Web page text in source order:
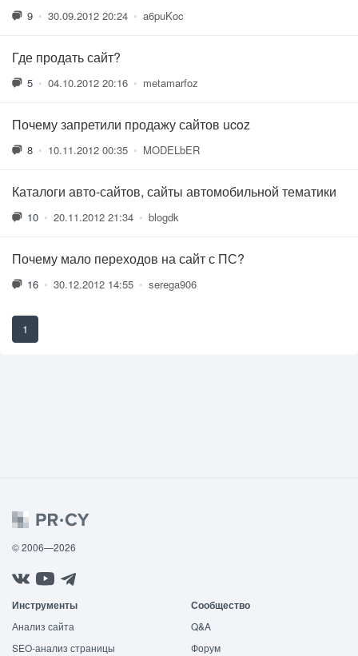
9 • 30.09.2012 20:24 • a6puKoc
Где продать сайт?
5 • 04.10.2012 20:16 • metamarfoz
Почему запретили продажу сайтов ucoz
8 • 10.11.2012 00:35 • MODELbER
Каталоги авто-сайтов, сайты автомобильной тематики
10 • 20.11.2012 21:34 • blogdk
Почему мало переходов на сайт с ПС?
16 • 30.12.2012 14:55 • serega906
1
© 2006—2026
Инструменты
Анализ сайта
SEO-анализ страницы
Сообщество
Q&A
Форум